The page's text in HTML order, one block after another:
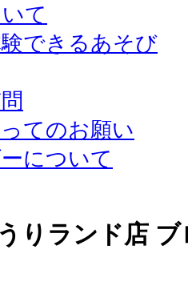
て
できるあそび
てのお願い
について
りランド店